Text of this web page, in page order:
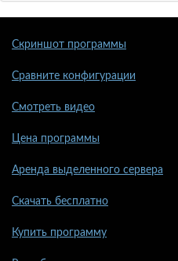
Скриншот программы
Сравните конфигурации
Смотреть видео
Цена программы
Аренда выделенного сервера
Скачать бесплатно
Купить программу